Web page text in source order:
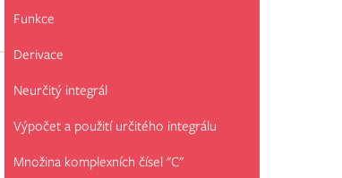
Funkce
Derivace
Neurčitý integrál
Výpočet a použití určitého integrálu
Množina komplexních čísel "C"